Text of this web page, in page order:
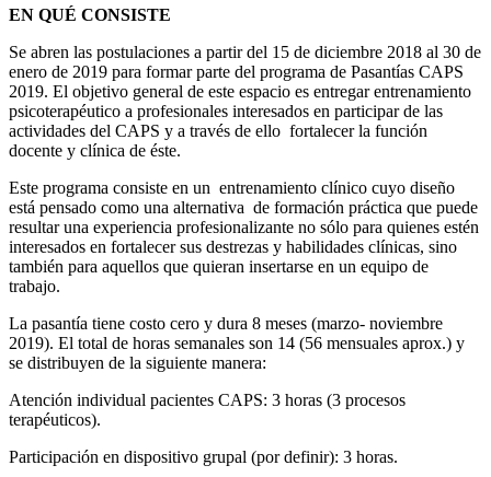
EN QUÉ CONSISTE
Se abren las postulaciones a partir del 15 de diciembre 2018 al 30 de
enero de 2019 para formar parte del programa de Pasantías CAPS
2019. El objetivo general de este espacio es entregar entrenamiento
psicoterapéutico a profesionales interesados en participar de las
actividades del CAPS y a través de ello fortalecer la función
docente y clínica de éste.
Este programa consiste en un entrenamiento clínico cuyo diseño
está pensado como una alternativa de formación práctica que puede
resultar una experiencia profesionalizante no sólo para quienes estén
interesados en fortalecer sus destrezas y habilidades clínicas, sino
también para aquellos que quieran insertarse en un equipo de
trabajo.
La pasantía tiene costo cero y dura 8 meses (marzo- noviembre
2019). El total de horas semanales son 14 (56 mensuales aprox.) y
se distribuyen de la siguiente manera:
Atención individual pacientes CAPS: 3 horas (3 procesos
terapéuticos).
Participación en dispositivo grupal (por definir): 3 horas.